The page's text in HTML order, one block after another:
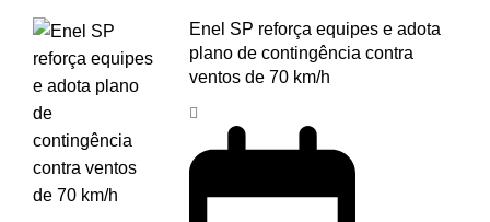
Enel SP reforça equipes e adota
plano de contingência contra
ventos de 70 km/h